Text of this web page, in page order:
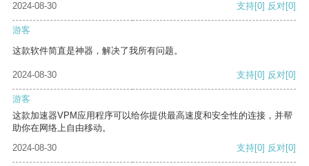
2024-08-30
支持[0] 反对[0]
游客
这款软件简直是神器，解决了我所有问题。
2024-08-30 支持[0] 反对[0]
游客
这款加速器VPM应用程序可以给你提供最高速度和安全性的连接，并帮
助你在网络上自由移动。
2024-08-30
支持[0] 反对[0]